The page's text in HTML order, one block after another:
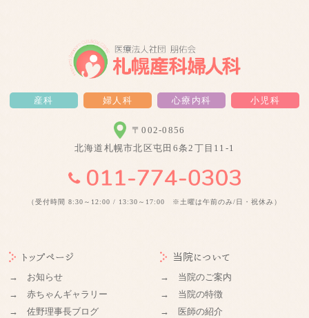
産科 婦人科 心療内科 小児科
〒002-0856
北海道札幌市北区屯田6条2丁目11-1
（受付時間 8:30～12:00 / 13:30～17:00 ※土曜は午前のみ/日・祝休み）
トップページ
→ お知らせ
→ 赤ちゃんギャラリー
→ 佐野理事長ブログ
当院について
→ 当院のご案内
→ 当院の特徴
→ 医師の紹介